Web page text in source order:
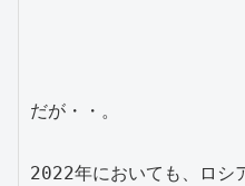
だが・・。
2022年においても、ロシ